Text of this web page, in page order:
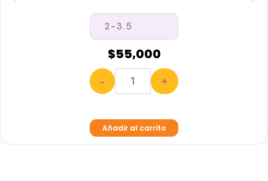
$55,000
- +
Añadir al carrito